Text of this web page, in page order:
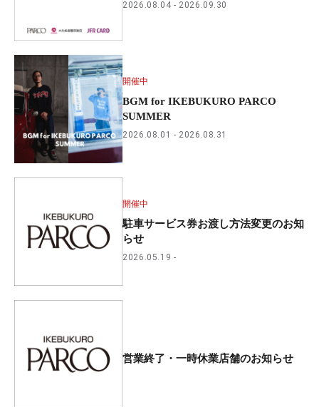
2026.08.04 2026.09.30
開催中
BGM for IKEBUKURO PARCO
SUMMER
2026.08.01 2026.08.31
開催中
駐車サービス券お渡し方法変更のお知
らせ
2026.05.19
営業終了・一時休業店舗のお知らせ